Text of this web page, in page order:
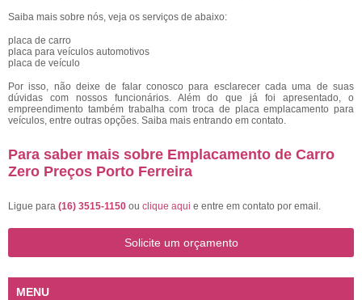
Saiba mais sobre nós, veja os serviços de abaixo:
placa de carro
placa para veículos automotivos
placa de veículo
Por isso, não deixe de falar conosco para esclarecer cada uma de suas
dúvidas com nossos funcionários. Além do que já foi apresentado, o
empreendimento também trabalha com troca de placa emplacamento para
veículos, entre outras opções. Saiba mais entrando em contato.
Para saber mais sobre Emplacamento de Carro
Zero Preços Porto Ferreira
Ligue para (16) 3515-1150 ou clique aqui e entre em contato por email.
Solicite um orçamento
MENU